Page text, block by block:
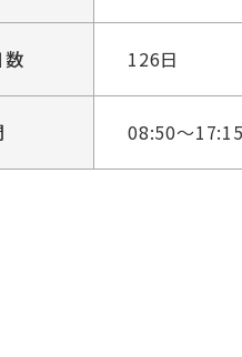
126日
08:50～17:15